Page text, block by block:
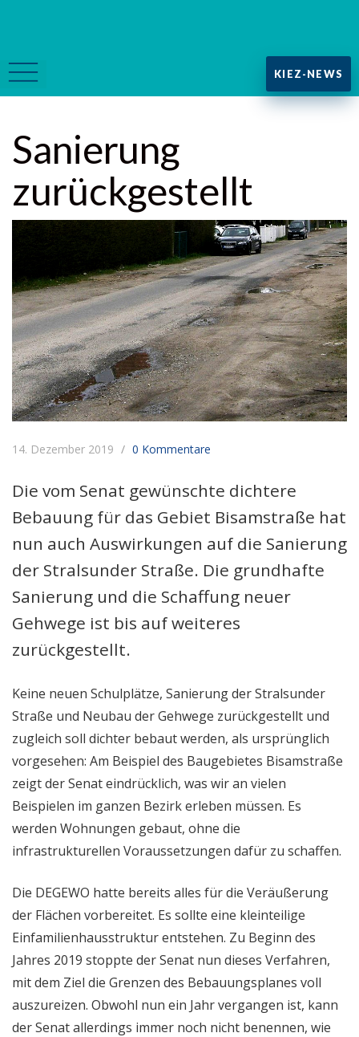
KIEZ-NEWS
Sanierung
zurückgestellt
14. Dezember 2019 0 Kommentare
Die vom Senat gewünschte dichtere
Bebauung für das Gebiet Bisamstraße hat
nun auch Auswirkungen auf die Sanierung
der Stralsunder Straße. Die grundhafte
Sanierung und die Schaffung neuer
Gehwege ist bis auf weiteres
zurückgestellt.
Keine neuen Schulplätze, Sanierung der Stralsunder
Straße und Neubau der Gehwege zurückgestellt und
zugleich soll dichter bebaut werden, als ursprünglich
vorgesehen: Am Beispiel des Baugebietes Bisamstraße
zeigt der Senat eindrücklich, was wir an vielen
Beispielen im ganzen Bezirk erleben müssen. Es
werden Wohnungen gebaut, ohne die
infrastrukturellen Voraussetzungen dafür zu schaffen.
Die DEGEWO hatte bereits alles für die Veräußerung
der Flächen vorbereitet. Es sollte eine kleinteilige
Einfamilienhausstruktur entstehen. Zu Beginn des
Jahres 2019 stoppte der Senat nun dieses Verfahren,
mit dem Ziel die Grenzen des Bebauungsplanes voll
auszureizen. Obwohl nun ein Jahr vergangen ist, kann
der Senat allerdings immer noch nicht benennen, wie